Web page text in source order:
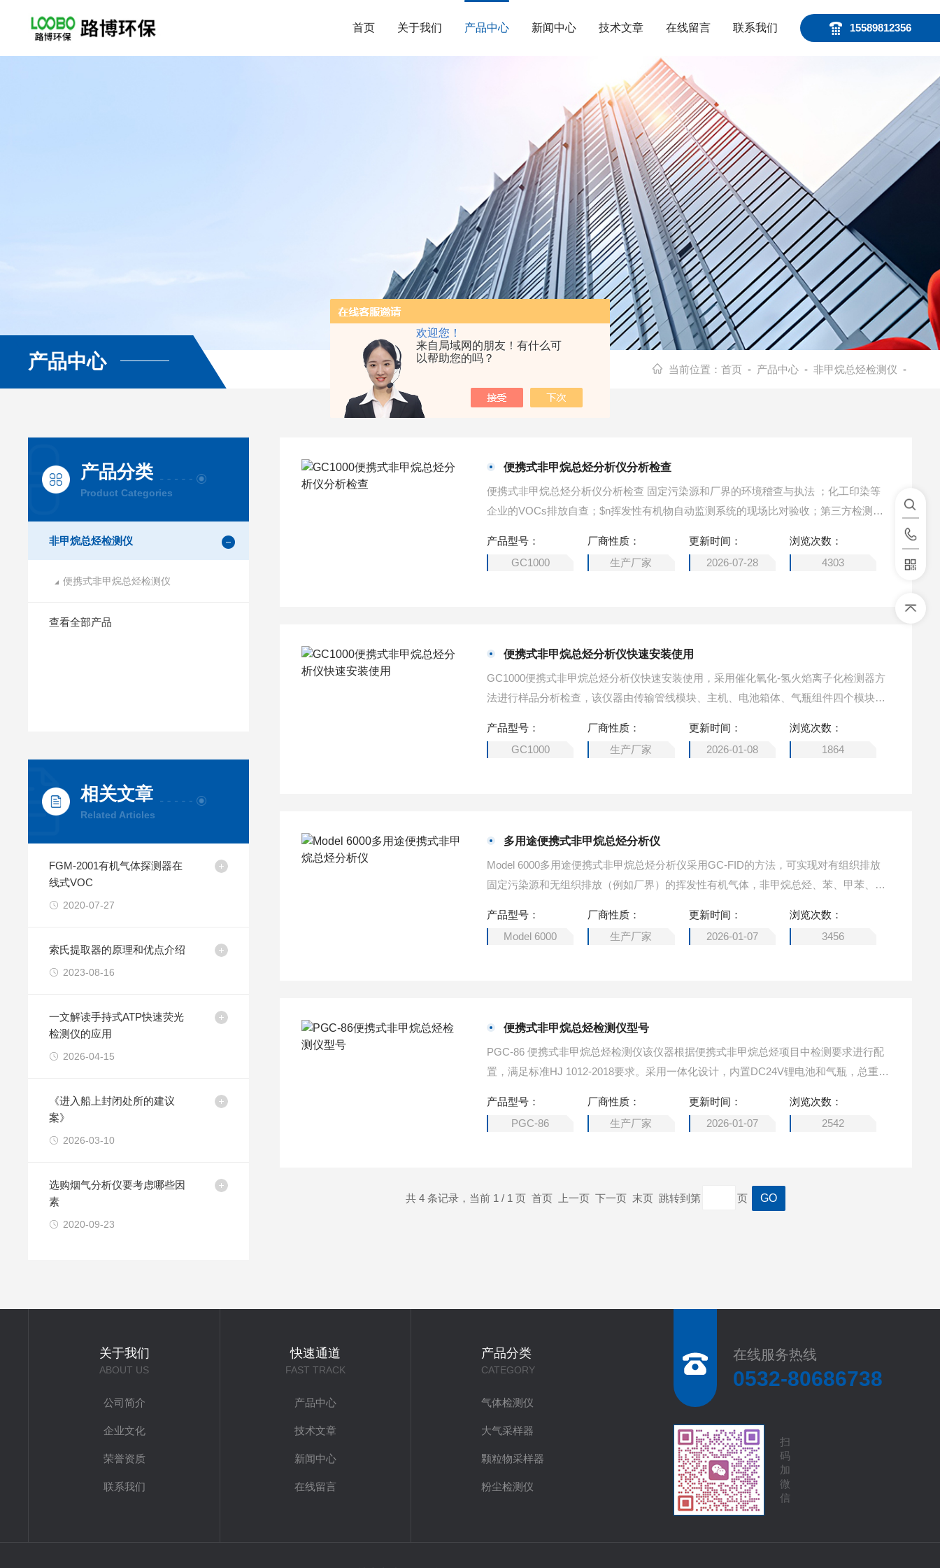
欢迎您！
来自局域网的朋友！有什么可
以帮助您的吗？
15589812356
首页 关于我们 产品中心 新闻中心 技术文章 在线留言 联系我们
产品中心 当前位置： 首页 - 产品中心- 非甲烷总烃检测仪 -
产品分类
Product Categories
非甲烷总烃检测仪
便携式非甲烷总烃检测仪
查看全部产品
相关文章
Related Articles
FGM-2001有机气体探测器在
线式VOC
2020-07-27
索氏提取器的原理和优点介绍
2023-08-16
一文解读手持式ATP快速荧光
检测仪的应用
2026-04-15
《进入船上封闭处所的建议
案》
2026-03-10
选购烟气分析仪要考虑哪些因
素
2020-09-23
便携式非甲烷总烃分析仪分析检查
便携式非甲烷总烃分析仪分析检查 固定污染源和厂界的环境稽查与执法 ；化工印染等
企业的VOCs排放自查；$n挥发性有机物自动监测系统的现场比对验收；第三方检测公
产品型号：
GC1000
厂商性质：
生产厂家
更新时间：
2026-07-28
浏览次数：
4303
便携式非甲烷总烃分析仪快速安装使用
GC1000便携式非甲烷总烃分析仪快速安装使用，采用催化氧化-氢火焰离子化检测器方
法进行样品分析检查，该仪器由传输管线模块、主机、电池箱体、气瓶组件四个模块组
产品型号：
GC1000
厂商性质：
生产厂家
更新时间：
2026-01-08
浏览次数：
1864
多用途便携式非甲烷总烃分析仪
Model 6000多用途便携式非甲烷总烃分析仪采用GC-FID的方法，可实现对有组织排放
固定污染源和无组织排放（例如厂界）的挥发性有机气体，非甲烷总烃、苯、甲苯、二
挥发性有机气体进行浓度参数的连续监测。
产品型号：
Model 6000
厂商性质：
生产厂家
更新时间：
2026-01-07
浏览次数：
3456
便携式非甲烷总烃检测仪型号
PGC-86 便携式非甲烷总烃检测仪该仪器根据便携式非甲烷总烃项目中检测要求进行配
置，满足标准HJ 1012-2018要求。采用一体化设计，内置DC24V锂电池和气瓶，总重量
产品型号：
PGC-86
厂商性质：
生产厂家
更新时间：
2026-01-07
浏览次数：
2542
共 4 条记录，当前 1 / 1 页 首页 上一页 下一页 末页 跳转到第 页
关于我们
ABOUT US
公司简介
企业文化
荣誉资质
联系我们
快速通道
FAST TRACK
产品中心
技术文章
新闻中心
在线留言
产品分类
CATEGORY
气体检测仪
大气采样器
颗粒物采样器
粉尘检测仪
在线服务热线
0532-80686738
扫
码
加
微
信